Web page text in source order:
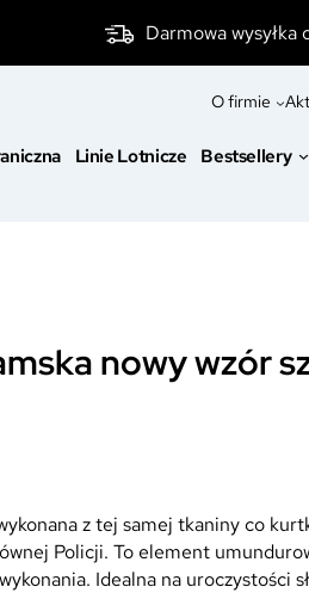
Darmowa wysyłka
O firmie
Linie Lotnicze Bestsellery
nowy wzór
z tej samej tkaniny co
Policji. To element
Idealna na uroczystości